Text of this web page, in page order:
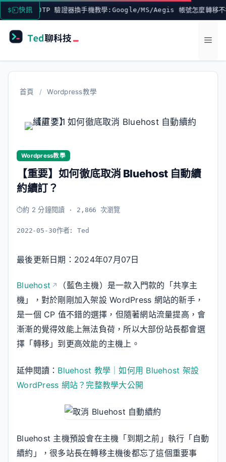
跳
至
快訊
TOTP 驗證器換手機教學:Google/MS/Aegis 帳號怎麼轉移不被鎖
選
單
首頁 / Wordpress教學
Wordpress教學
【重要】如何徹底取消 Bluehost 自動續
約續訂？
約 2 分鐘閱讀 · 2,866 次瀏覽
2022-05-30作者:Ted
最後更新日期：2024年07月07日
Bluehost
（藍色主機）是一款入門款的「共享主
機」，對於剛剛加入架設 WordPress 網站的新手，
是一個 CP 值不錯的選擇，但隨著網站流量提高，會
漸漸的覺得效能上無法負荷，所以大部份站長都會選
擇「轉移」到更高效能的主機上。
延伸閱讀： Bluehost 教學｜如何用 Bluehost 架設
WordPress 網站？完整教學大公開
Bluehost 主機預設會在主機「到期之前」執行「自動
續約」，很多站長在轉移主機後都忘了這個重要事